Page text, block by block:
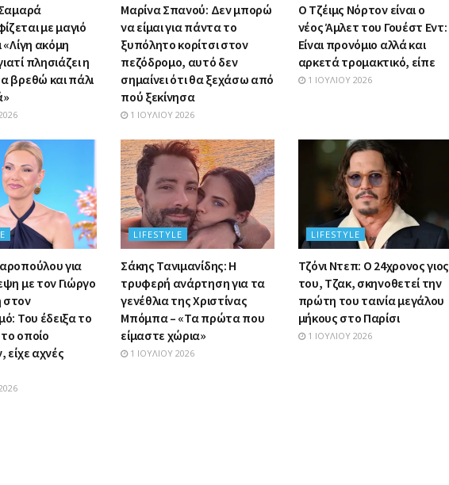
με μαγιό
«Λίγη ακόμη
πλησιάζει η
βρεθώ και πάλι
Μαρίνα Σπανού: Δεν μπορώ
να είμαι για πάντα το
ξυπόλητο κορίτσι στον
πεζόδρομο, αυτό δεν
σημαίνει ότι θα ξεχάσω από
πού ξεκίνησα
1 ΙΟΥΛΊΟΥ 2026
Ο Τζέιμς Νόρτον είναι ο
νέος Άμλετ του Γουέστ Εντ:
Είναι προνόμιο αλλά και
αρκετά τρομακτικό, είπε
1 ΙΟΥΛΊΟΥ 2026
για
με τον Γιώργο
στον
Του έδειξα το
οποίο
είχε αχνές
LIFESTYLE
Σάκης Τανιμανίδης: Η
τρυφερή ανάρτηση για τα
γενέθλια της Χριστίνας
Μπόμπα – «Τα πρώτα που
είμαστε χώρια»
1 ΙΟΥΛΊΟΥ 2026
LIFESTYLE
Τζόνι Ντεπ: Ο 24χρονος γιος
του, Τζακ, σκηνοθετεί την
πρώτη του ταινία μεγάλου
μήκους στο Παρίσι
1 ΙΟΥΛΊΟΥ 2026